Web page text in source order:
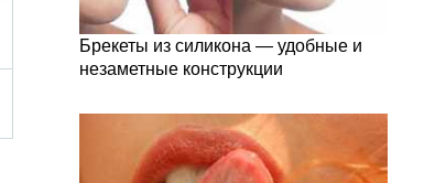
Брекеты из силикона — удобные и
незаметные конструкции